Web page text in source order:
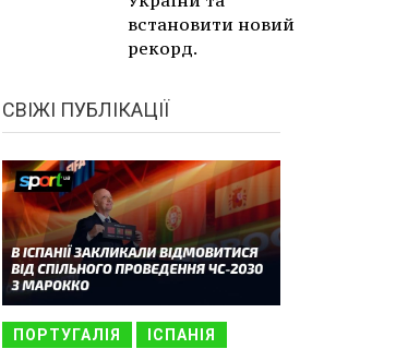
встановити новий
рекорд.
СВІЖІ ПУБЛІКАЦІЇ
ПОРТУГАЛІЯ ІСПАНІЯ